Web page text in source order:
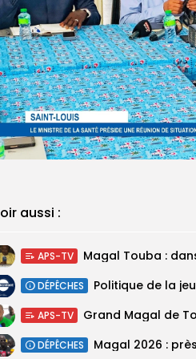
aussi :
APS-TV
DÉPÊCHES
APS-TV
DÉPÊCHES